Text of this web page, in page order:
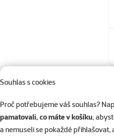
Souhlas s cookies
Proč potřebujeme váš souhlas?
pamatovali, co máte v košíku,
a nemuseli se pokaždé